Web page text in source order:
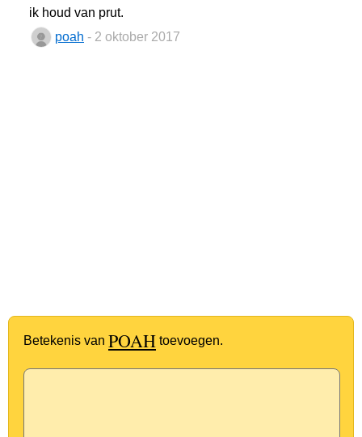
ik houd van prut.
poah - 2 oktober 2017
Betekenis van POAH toevoegen.